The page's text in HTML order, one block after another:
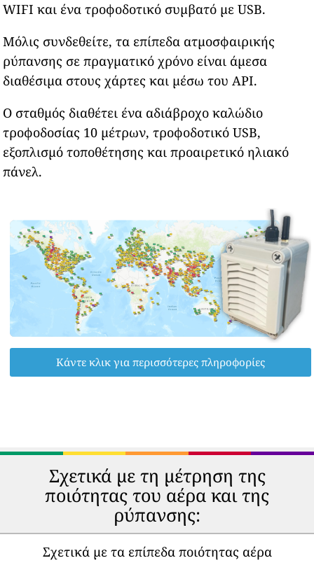
WIFI και ένα τροφοδοτικό συμβατό με USB.
Μόλις συνδεθείτε, τα επίπεδα ατμοσφαιρικής
ρύπανσης σε πραγματικό χρόνο είναι άμεσα
διαθέσιμα στους χάρτες και μέσω του API.
Ο σταθμός διαθέτει ένα αδιάβροχο καλώδιο
τροφοδοσίας 10 μέτρων, τροφοδοτικό USB,
εξοπλισμό τοποθέτησης και προαιρετικό ηλιακό
πάνελ.
Κάντε κλικ για περισσότερες πληροφορίες
Σχετικά με τη μέτρηση της
ποιότητας του αέρα και της
ρύπανσης:
Σχετικά με τα επίπεδα ποιότητας αέρα